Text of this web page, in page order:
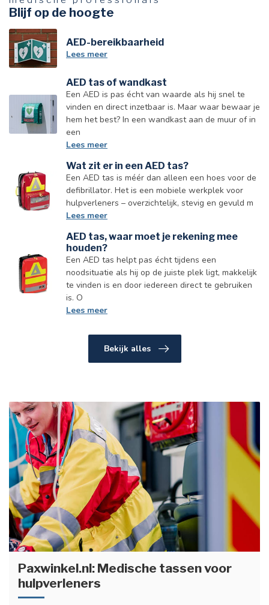
Blijf op de hoogte
AED-bereikbaarheid
Lees meer
AED tas of wandkast
Een AED is pas écht van waarde als hij snel te
vinden en direct inzetbaar is. Maar waar bewaar je
hem het best? In een wandkast aan de muur of in
een
Lees meer
Wat zit er in een AED tas?
Een AED tas is méér dan alleen een hoes voor de
defibrillator. Het is een mobiele werkplek voor
hulpverleners – overzichtelijk, stevig en gevuld m
Lees meer
AED tas, waar moet je rekening mee
houden?
Een AED tas helpt pas écht tijdens een
noodsituatie als hij op de juiste plek ligt, makkelijk
te vinden is en door iedereen direct te gebruiken
is. O
Lees meer
Bekijk alles
Paxwinkel.nl: Medische tassen voor
hulpverleners